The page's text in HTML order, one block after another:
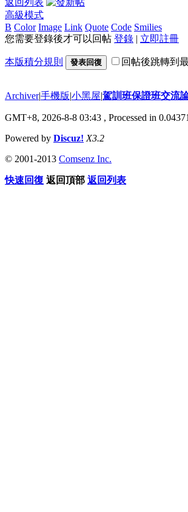
高級模式
B Color Image Link Quote Code Smilies
您需要登錄後才可以回帖 登錄 | 立即註冊
本版積分規則 發表回復 回帖後跳轉到
Archiver|手機版|小黑屋|駕訓班保證班交流
GMT+8, 2026-8-8 03:43 , Processed in
Powered by Discuz! X3.2
© 2001-2013 Comsenz Inc.
快速回復 返回頂部 返回列表